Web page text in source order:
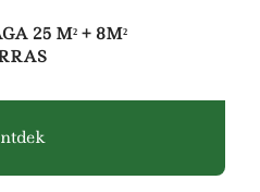
25 M² + 8M²